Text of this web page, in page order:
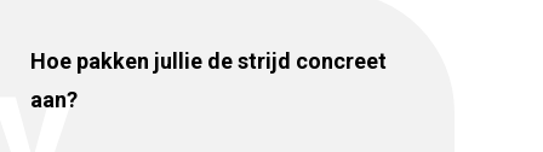
Hoe pakken jullie de strijd concreet
aan?